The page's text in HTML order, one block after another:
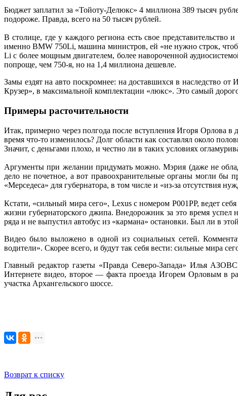
Бюджет заплатил за «Тойоту-Делюкс» 4 миллиона 389 тысяч
подороже. Правда, всего на 50 тысяч рублей.
В столице, где у каждого региона есть свое
именно BMW 750Li, машина министров, ей «не нужно строк,
Li с более мощным двигателем, более навороченной
попроще, чем 750-я, но на 1,4 миллиона дешевле.
Замы ездят на авто поскромнее: на доставшихся в наследство
Крузер», в максимальной комплектации «люкс». Это самый
Примеры расточительности
Итак, примерно через полгода после вступления Игоря Орлова
время что-то изменилось? Долг области как составлял около
Значит, с деньгами плохо, и честно ли в таких условиях
Аргументы при желании придумать можно. Мэрия (даже не
дело не почетное, а вот правоохранительные органы могли бы
«Мерседеса» для губернатора, в том числе и «из-за отсутствия
Кстати, «сильный мира сего», Lexus с номером Р001РР, ведет
жизни губернаторского джипа. Внедорожник за это время
ряда и не выпустил автобус из «кармана» остановки. Был ли в
Видео было выложено в одной из социальных сетей.
водители». Скорее всего, и будут так себя вести: сильные мира
Главный редактор газеты «Правда Северо-Запада» Илья
Интернете видео, второе — факта проезда Игорем Орловым в
участка Архангельского шоссе.
Возврат к списку